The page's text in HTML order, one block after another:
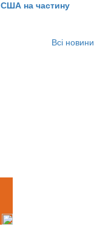
на частину
Всі новини